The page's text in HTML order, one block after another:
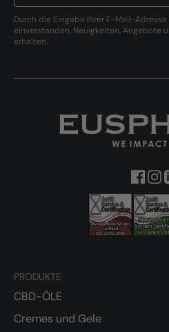
Durch die Eingabe Ihrer E-Mail-
einverstanden, Neuigkeiten, Angebote
erhalten.
PRODUKTE
CBD-ÖLE
Cremes und Gele